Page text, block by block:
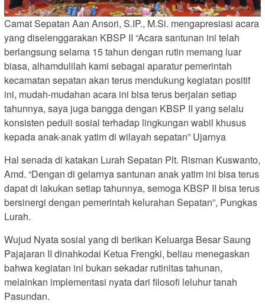
Camat Sepatan Aan Ansori, S.IP., M.Si. mengapresiasi acara
yang diselenggarakan KBSP II “Acara santunan ini telah
berlangsung selama 15 tahun dengan rutin memang luar
biasa, alhamdulilah kami sebagai aparatur pemerintah
kecamatan sepatan akan terus mendukung kegiatan positif
ini, mudah-mudahan acara ini bisa terus berjalan setiap
tahunnya, saya juga bangga dengan KBSP II yang selalu
konsisten peduli sosial terhadap lingkungan wabil khusus
kepada anak-anak yatim di wilayah sepatan” Ujarnya
Hal senada di katakan Lurah Sepatan Plt. Risman Kuswanto,
Amd. “Dengan di gelarnya santunan anak yatim ini bisa terus
dapat di lakukan setiap tahunnya, semoga KBSP II bisa terus
bersinergi dengan pemerintah kelurahan Sepatan”, Pungkas
Lurah.
Wujud Nyata sosial yang di berikan Keluarga Besar Saung
Pajajaran II dinahkodai Ketua Frengki, beliau menegaskan
bahwa kegiatan ini bukan sekadar rutinitas tahunan,
melainkan implementasi nyata dari filosofi leluhur tanah
Pasundan.